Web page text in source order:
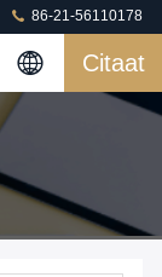
86-21-56110178
Citaat